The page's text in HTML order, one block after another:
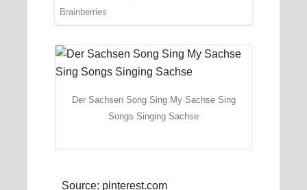
Der Sachsen Song Sing My Sachse Sing
Songs Singing Sachse
Source: pinterest.com